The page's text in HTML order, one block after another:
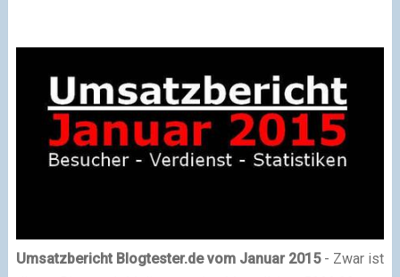
Umsatzbericht Blogtester.de vom Januar 2015- Zwar ist